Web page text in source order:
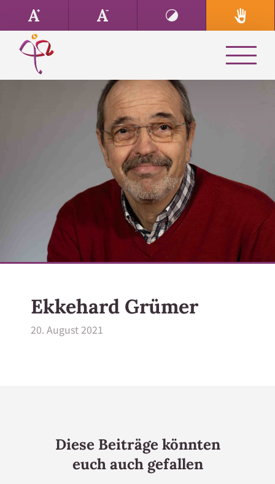
Unsere Geschichte & Leitbild
Ansprechpartner
Presbyterium
Kindergarten
Termine
Gemeindebriefe
Kirche mal anders
Amtshandlungen
vergrößern
verkleinern
Kontrast
erhöhen
Ekkehard Grümer
20. August 2021
Diese Beiträge könnten
euch auch gefallen